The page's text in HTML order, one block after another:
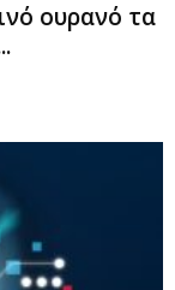
ουρανό τα